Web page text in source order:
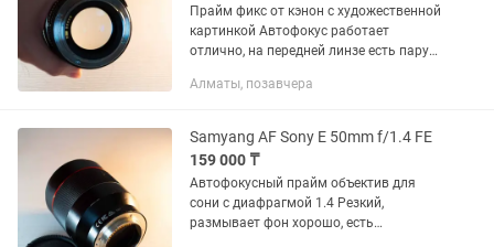
Прайм фикс от кэнон с художественной
картинкой Автофокус работает
отлично, на передней линзе есть пару
картинку
Алматы, позавчера
Samyang AF Sony E 50mm f/1.4 FE
159 000 ₸
Автофокусный прайм объектив для
сони с диафрагмой 1.4 Резкий,
размывает фон хорошо, есть